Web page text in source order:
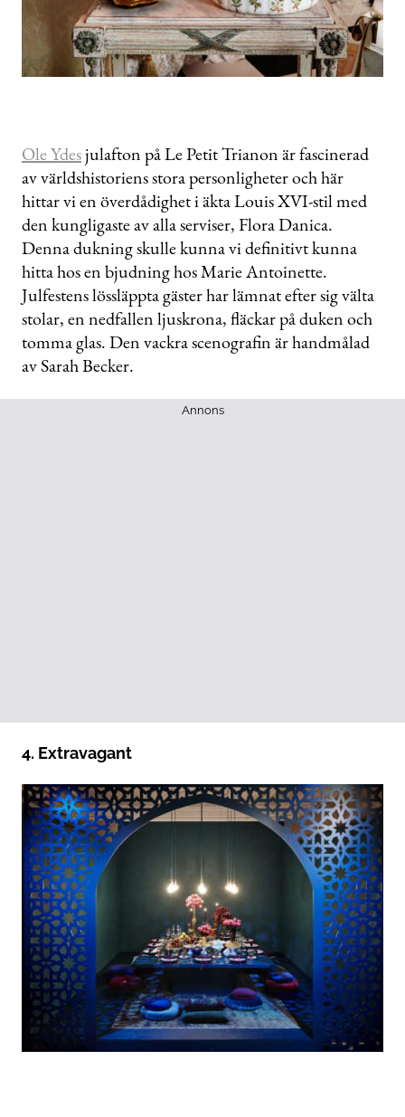
Ole Ydesjulafton på Le Petit Trianon är fascinerad
av världshistoriens stora personligheter och här
hittar vi en överdådighet i äkta Louis XVI-stil med
den kungligaste av alla serviser, Flora Danica.
Denna dukning skulle kunna vi definitivt kunna
hitta hos en bjudning hos Marie Antoinette.
Julfestens lössläppta gäster har lämnat efter sig välta
stolar, en nedfallen ljuskrona, fläckar på duken och
tomma glas. Den vackra scenografin är handmålad
av Sarah Becker.
Annons
4. Extravagant